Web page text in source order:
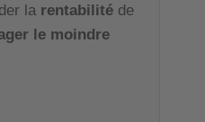
la rentabilité de
le moindre